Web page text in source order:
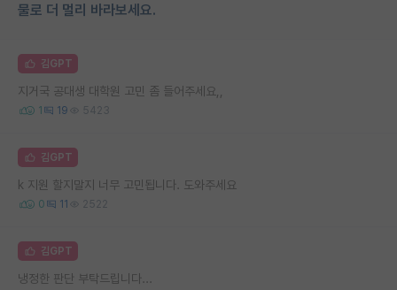
물로 더 멀리 바라보세요.
김GPT
지거국 공대생 대학원 고민 좀 들어주세요,,
1 19 5423
김GPT
k 지원 할지말지 너무 고민됩니다. 도와주세요
0 11 2522
김GPT
냉정한 판단 부탁드립니다...